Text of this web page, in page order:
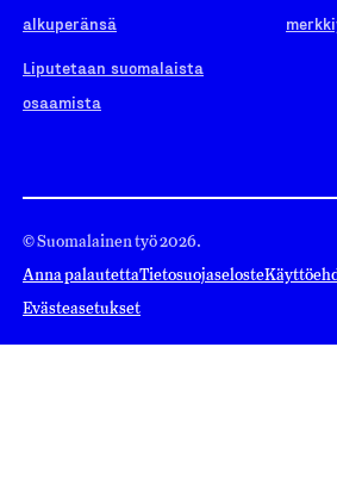
alkuperänsä
Liputetaan suomalaista
osaamista
© Suomalainen työ 2026.
Anna palautettaTietosuojaseloste
Evästeasetukset